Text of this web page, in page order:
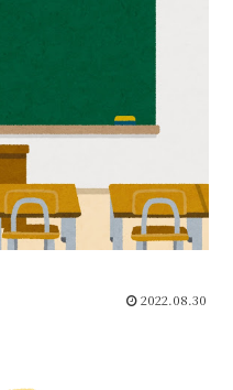
2022.08.30